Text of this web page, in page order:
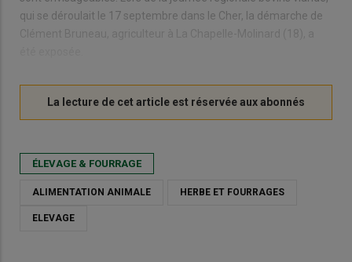
qui se déroulait le 17 septembre dans le Cher, la démarche de
Clément Bruneau, agriculteur à La Chapelle-Molinard (18), a
ÉLEVAGE & FOURRAGE
ALIMENTATION ANIMALE HERBE ET FOURRAGES
ELEVAGE